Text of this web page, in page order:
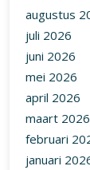
augustus
juli 2026
juni 2026
mei 2026
april 2026
maart 2026
februari
januari